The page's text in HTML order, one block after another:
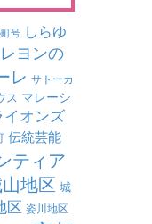
号 しらゆ
ヨンの
レ サトーカ
ス マレーシ
イオンズ
伝統芸能
ティア
地区 城
区 姿川地区